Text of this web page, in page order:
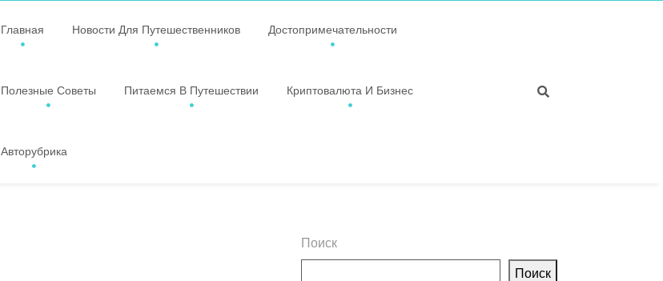
Главная Новости Для Путешественников Достопримечательности
Полезные Советы Питаемся В Путешествии Криптовалюта И Бизнес
Авторубрика
Поиск
Поиск